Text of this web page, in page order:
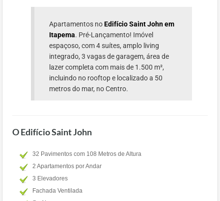
Apartamentos noEdifício Saint John em
Itapema. Pré-Lançamento! Imóvel
espaçoso, com 4 suítes, amplo living
integrado, 3 vagas de garagem, área de
lazer completa com mais de 1.500 m²,
incluindo no rooftop e localizado a 50
metros do mar, no Centro.
O Edifício Saint John
32 Pavimentos com 108 Metros de Altura
2 Apartamentos por Andar
3 Elevadores
Fachada Ventilada